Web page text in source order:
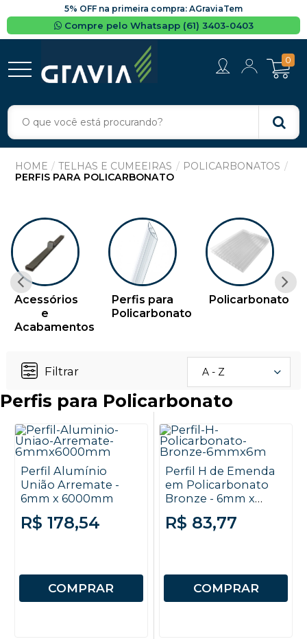
5% OFF na primeira compra: AGraviaTem
Compre pelo Whatsapp (61) 3403-0403
0
TELHAS E CUMEEIRAS
POLICARBONATOS
PERFIS PARA POLICARBONATO
Acessórios
e
Acabamentos
Perfis para
Policarbonato
Policarbonato
Filtrar A - Z
Perfis para Policarbonato
Perfil Alumínio
União Arremate -
6mm x 6000mm
R$ 178,54
COMPRAR
Perfil H de Emenda
em Policarbonato
Bronze - 6mm x
6000mm
R$ 83,77
COMPRAR